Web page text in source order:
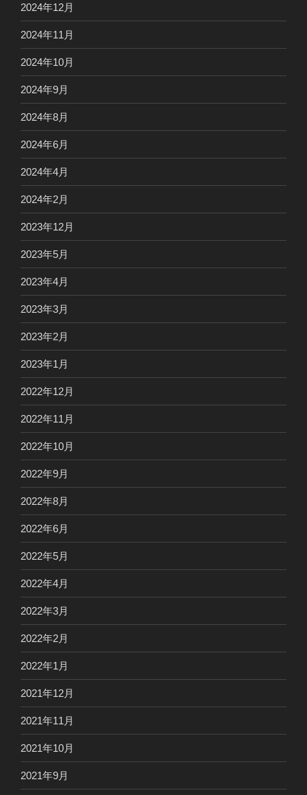
2024年12月
2024年11月
2024年10月
2024年9月
2024年8月
2024年6月
2024年4月
2024年2月
2023年12月
2023年5月
2023年4月
2023年3月
2023年2月
2023年1月
2022年12月
2022年11月
2022年10月
2022年9月
2022年8月
2022年6月
2022年5月
2022年4月
2022年3月
2022年2月
2022年1月
2021年12月
2021年11月
2021年10月
2021年9月